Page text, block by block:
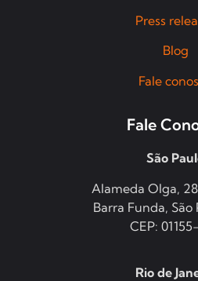
Press
Blog
Fale
Fale
São
Alameda Olga,
Barra Funda, São
CEP:
Rio de